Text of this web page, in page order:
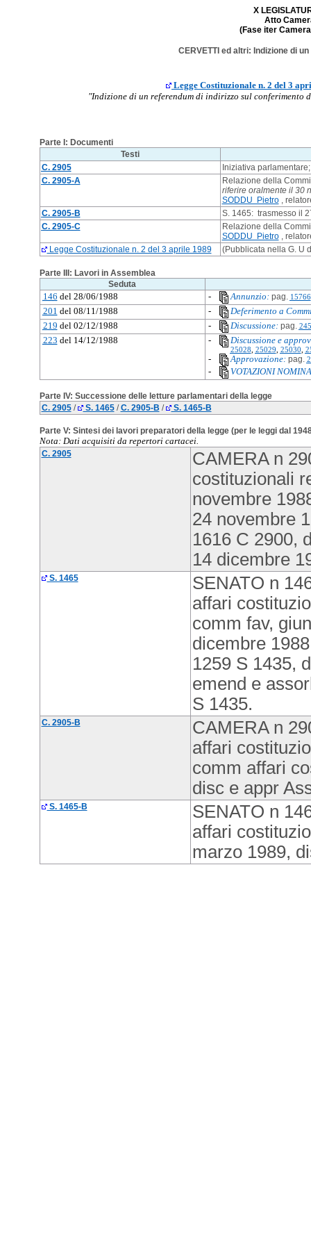
X
Atto
(Fase iter
CERVETTI ed altri: Indizione di
Legge Costituzionale n. 2 del 3
"Indizione di un referendum di indirizzo sul conferimento
Parte I: Documenti
Testi
C. 2905
Iniziativa
C. 2905-A
Relazione della
riferire oralmente il 30
SODDU Pietro,
C. 2905-B
S. 1465: trasmesso il
C. 2905-C
Relazione della
SODDU Pietro,
Legge Costituzionale n. 2 del 3 aprile 1989
(Pubblicata nella G. U
Parte III: Lavori in Assemblea
Seduta
146 del 28/06/1988 - Annunzio:pag. 15766
201 del 08/11/1988 -
Deferimento a
219 del 02/12/1988 - Discussione:pag.
223 del 14/12/1988 - Discussione e
25028 25029 25030
- Approvazione:pag.
- VOTAZIONI
Parte IV: Successione delle letture parlamentari della legge
C. 2905/ S. 1465/C. 2905-B / S. 1465-B
Parte V: Sintesi dei lavori preparatori della legge (per le leggi dal
Nota: Dati acquisiti da repertori cartacei.
C. 2905
CAMERA n
costituzionali
novembre
24 novembre
1616 C 2900,
14 dicembre
S. 1465
SENATO n
affari
comm fav,
dicembre
1259 S 1435,
emend e
S 1435.
C. 2905-B
CAMERA n
affari
comm affari
disc e appr
S. 1465-B
SENATO n
affari
marzo 1989,